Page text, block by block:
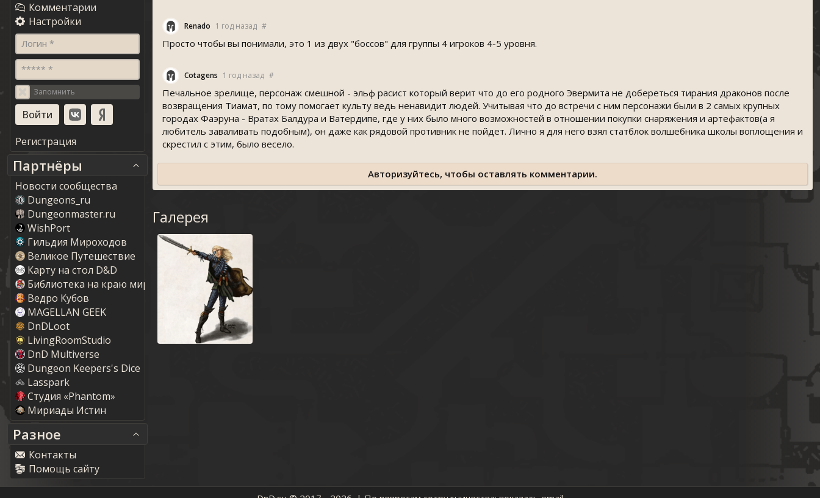
Комментарии
Настройки
Логин *
***** *
Запомнить
Регистрация
Партнёры
Новости сообщества
Dungeons_ru
Dungeonmaster.ru
WishPort
Гильдия Мироходов
Великое Путешествие
Карту на стол D&D
Библиотека на краю мира
Ведро Кубов
MAGELLAN GEEK
DnDLoot
LivingRoomStudio
DnD Multiverse
Dungeon Keepers's Dice
Lasspark
Студия «Phantom»
Мириады Истин
Разное
Контакты
Помощь сайту
Renado 1 год назад #
Просто чтобы вы понимали, это 1 из двух "боссов" для группы 4 игроков 4-5 уровня.
Cotagen 1 год назад #
Печальное зрелище, персонаж смешной - эльф расист который верит что до его родного Эвермита не добереться тирания драконов после
возвращения Тиамат, по тому помогает культу ведь ненавидит людей. Учитывая что до встречи с ним персонажи были в 2 самых крупных
городах Фаэруна - Вратах Балдура и Ватердипе, где у них было много возможностей в отношении покупки снаряжения и артефактов(а я
любитель заваливать подобным), он даже как рядовой противник не пойдет. Лично я для него взял статблок волшебника школы воплощения и
скрестил с этим, было весело.
Авторизуйтесь, чтобы оставлять комментарии.
Галерея